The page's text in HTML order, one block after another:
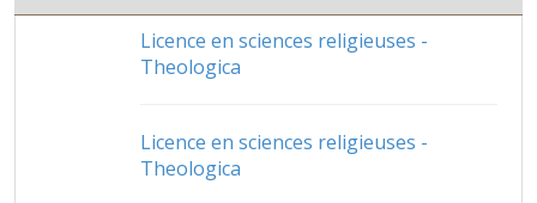
Licence en sciences religieuses -
Theologica
Licence en sciences religieuses -
Theologica